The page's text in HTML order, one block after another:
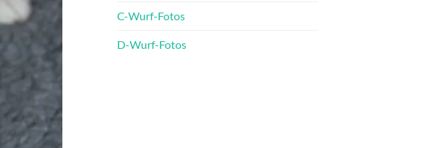
C-Wurf-Fotos
D-Wurf-Fotos